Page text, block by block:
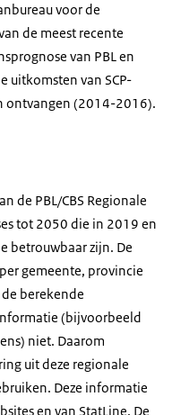
voor de
de meest recente
van PBL en
uitkomsten van SCP-
ontvangen (2014-2016).
de PBL/CBS Regionale
tot 2050 die in 2019 en
betrouwbaar zijn. De
gemeente, provincie
berekende
(bijvoorbeeld
niet. Daarom
uit deze regionale
Deze informatie
en van StatLine. De